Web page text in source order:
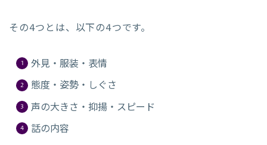
その4つとは、以下の4つです。
外見・服装・表情
態度・姿勢・しぐさ
声の大きさ・抑揚・スピード
話の内容